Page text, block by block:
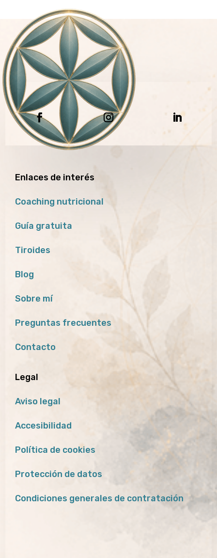
Enlaces de interés
Coaching nutricional
Guía gratuita
Tiroides
Blog
Sobre mí
Preguntas frecuentes
Contacto
Legal
Aviso legal
Accesibilidad
Política de cookies
Protección de datos
Condiciones generales de contratación